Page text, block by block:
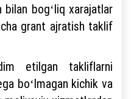
bogʻliq xarajatlar
grant ajratish taklif
etilgan takliflarni
boʻlmagan kichik va